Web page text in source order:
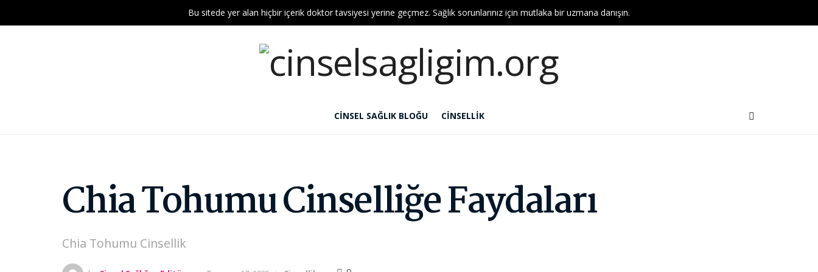
Bu sitede yer alan hiçbir içerik doktor tavsiyesi yerine geçmez. Sağlık sorunlarınız için mutlaka bir uzmana danışın.
CINSEL SAĞLIK BLOĞU CINSELLIK
Chia Tohumu Cinselliğe Faydaları
Chia Tohumu Cinsellik